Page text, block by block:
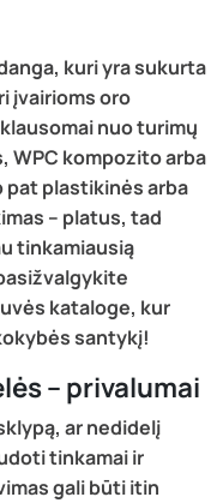
kuri yra sukurta
įvairioms oro
nuo turimų
WPC kompozito arba
plastikinės arba
– platus, tad
tinkamiausią
kataloge, kur
santykį!
– privalumai
ar nedidelį
tinkamai ir
gali būti itin